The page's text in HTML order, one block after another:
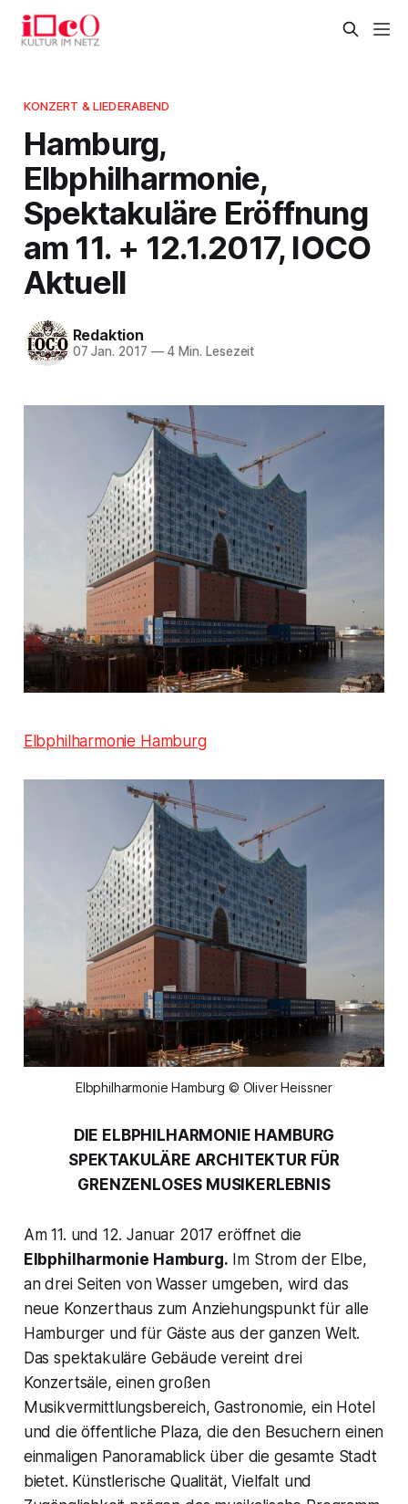
KONZERT & LIEDERABEND
Hamburg,
Elbphilharmonie,
Spektakuläre Eröffnung
am 11. + 12.1.2017, IOCO
Aktuell
Redaktion
07 Jan. 2017 —4 Min. Lesezeit
Elbphilharmonie Hamburg
Elbphilharmonie Hamburg © Oliver Heissner
DIE ELBPHILHARMONIE HAMBURG
SPEKTAKULÄRE ARCHITEKTUR FÜR
GRENZENLOSES MUSIKERLEBNIS
Am 11. und 12. Januar 2017 eröffnet die
Elbphilharmonie Hamburg. Im Strom der Elbe,
an drei Seiten von Wasser umgeben, wird das
neue Konzerthaus zum Anziehungspunkt für alle
Hamburger und für Gäste aus der ganzen Welt.
Das spektakuläre Gebäude vereint drei
Konzertsäle, einen großen
Musikvermittlungsbereich, Gastronomie, ein Hotel
und die öffentliche Plaza, die den Besuchern einen
einmaligen Panoramablick über die gesamte Stadt
bietet. Künstlerische Qualität, Vielfalt und